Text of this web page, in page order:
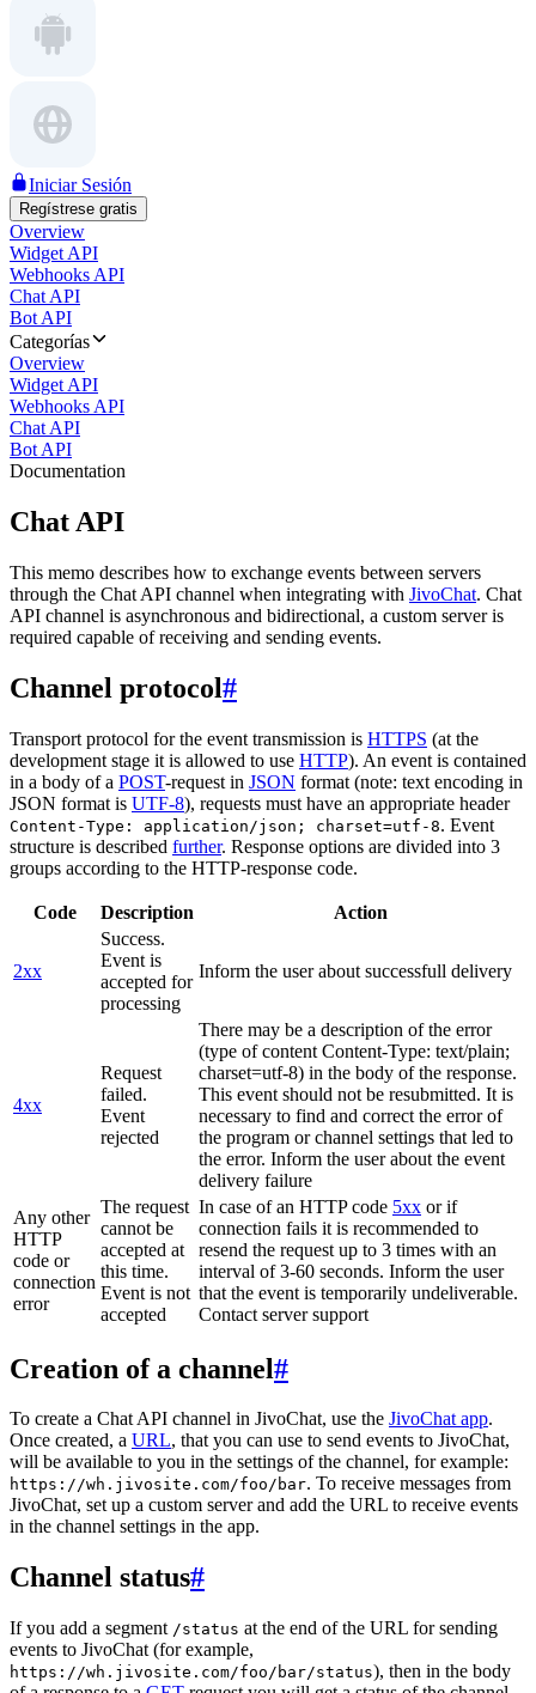
Iniciar Sesión
Regístrese gratis
Overview
Widget API
Webhooks API
Chat API
Bot API
Categorías
Overview
Widget API
Webhooks API
Chat API
Bot API
Documentation
Chat API
This memo describes how to exchange events between servers
through the Chat API channel when integrating with JivoChat. Chat
API channel is asynchronous and bidirectional, a custom server is
required capable of receiving and sending events.
Channel protocol#
Transport protocol for the event transmission is HTTPS (at the
development stage it is allowed to use HTTP). An event is contained
in a body of a POST-request in JSON format (note: text encoding in
JSON format is UTF-8), requests must have an appropriate header
Content-Type: application/json; charset=utf-8. Event
structure is described further. Response options are divided into 3
groups according to the HTTP-response code.
Code Description Action
2xx
Success.
Event is
accepted for
processing
Inform the user about successfull delivery
4xx
Request
failed.
Event
rejected
There may be a description of the error
(type of content Content-Type: text/plain;
charset=utf-8) in the body of the response.
This event should not be resubmitted. It is
necessary to find and correct the error of
the program or channel settings that led to
the error. Inform the user about the event
delivery failure
Any other
HTTP
code or
connection
error
The request
cannot be
accepted at
this time.
Event is not
accepted
In case of an HTTP code 5xx or if
connection fails it is recommended to
resend the request up to 3 times with an
interval of 3-60 seconds. Inform the user
that the event is temporarily undeliverable.
Contact server support
Creation of a channel#
To create a Chat API channel in JivoChat, use the JivoChat app.
Once created, a URL, that you can use to send events to JivoChat,
will be available to you in the settings of the channel, for example:
https://wh.jivosite.com/foo/bar. To receive messages from
JivoChat, set up a custom server and add the URL to receive events
in the channel settings in the app.
Channel status#
If you add a segment /status at the end of the URL for sending
events to JivoChat (for example,
https://wh.jivosite.com/foo/bar/status), then in the body